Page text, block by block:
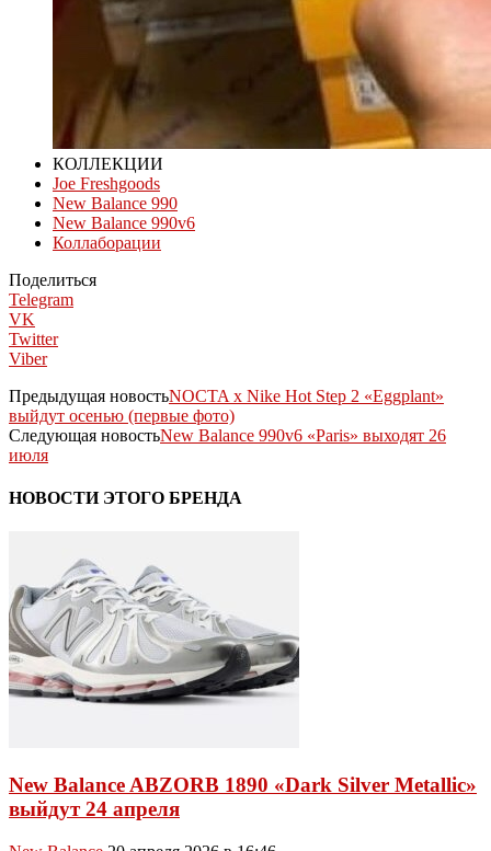
КОЛЛЕКЦИИ
Joe Freshgoods
New Balance 990
New Balance 990v6
Коллаборации
Поделиться
Telegram
VK
Twitter
Viber
Предыдущая новостьNOCTA x Nike Hot Step 2 «Eggplant»
выйдут осенью (первые фото)
Следующая новостьNew Balance 990v6 «Paris» выходят 26
июля
НОВОСТИ ЭТОГО БРЕНДА
New Balance ABZORB 1890 «Dark Silver Metallic»
выйдут 24 апреля